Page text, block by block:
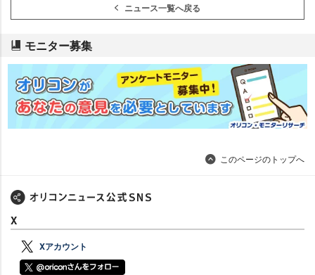
ニュース一覧へ戻る
モニター募集
このページのトップへ
X
Xアカウント